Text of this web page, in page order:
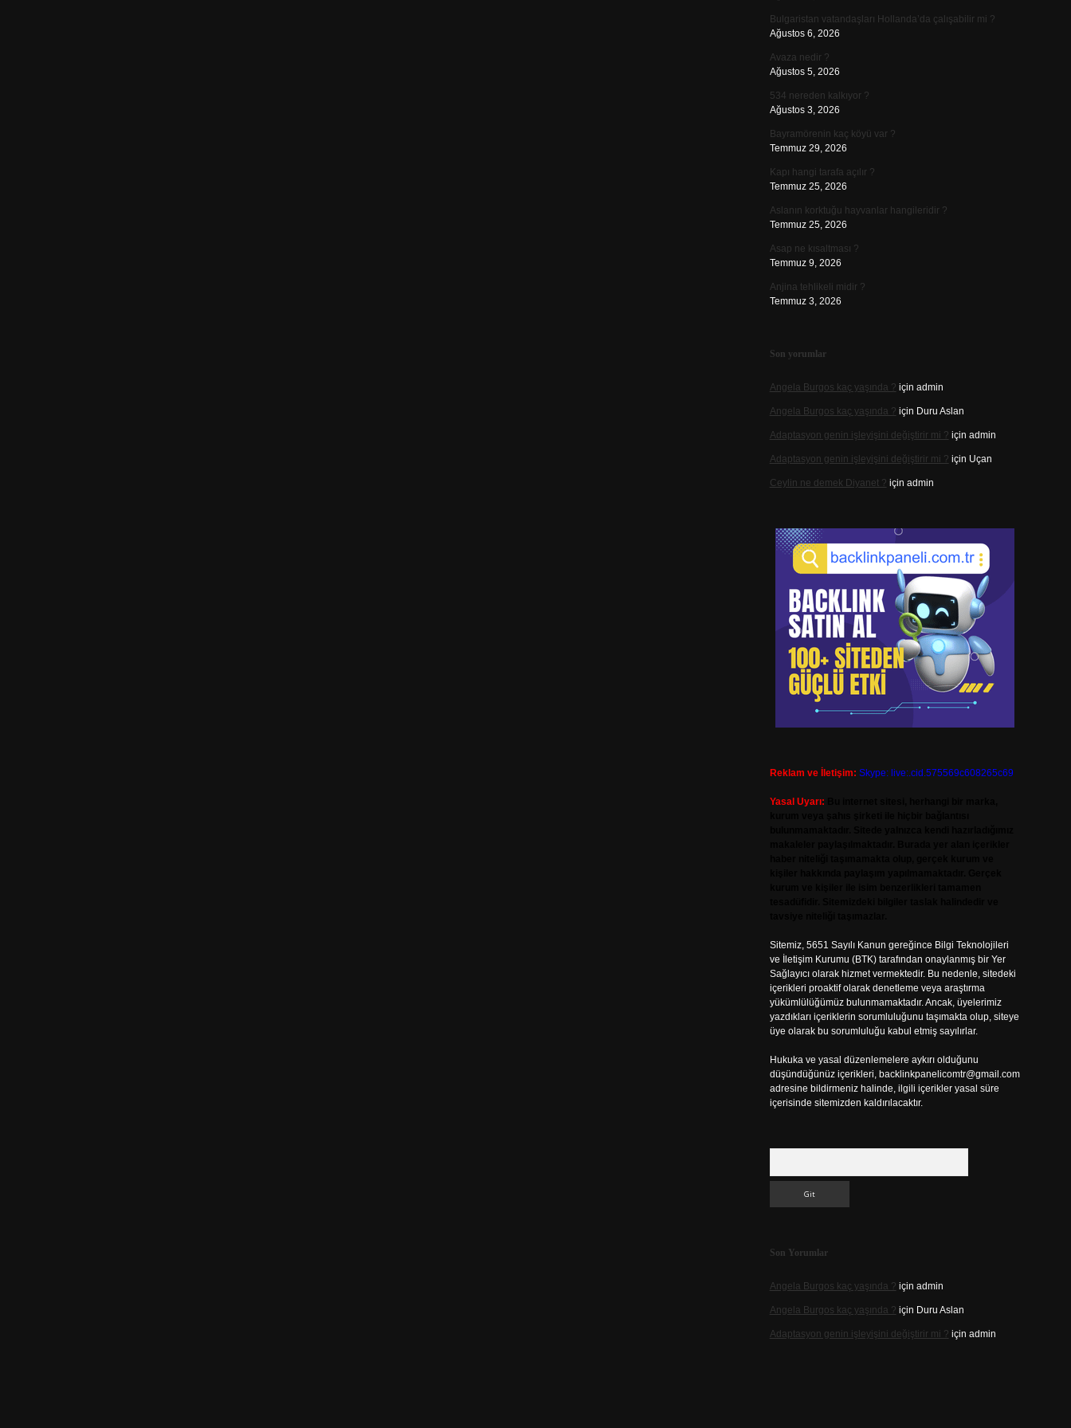
Bulgaristan vatandaşları Hollanda’da çalışabilir mi ?
Ağustos 6, 2026
Avaza nedir ?
Ağustos 5, 2026
534 nereden kalkıyor ?
Ağustos 3, 2026
Bayramörenin kaç köyü var ?
Temmuz 29, 2026
Kapı hangi tarafa açılır ?
Temmuz 25, 2026
Aslanın korktuğu hayvanlar hangileridir ?
Temmuz 25, 2026
Asap ne kısaltması ?
Temmuz 9, 2026
Anjina tehlikeli midir ?
Temmuz 3, 2026
Son yorumlar
Angela Burgos kaç yaşında ? için admin
Angela Burgos kaç yaşında ? için Duru Aslan
Adaptasyon genin işleyişini değiştirir mi ? için admin
Adaptasyon genin işleyişini değiştirir mi ? için Uçan
Ceylin ne demek Diyanet ? için admin
Reklam ve İletişim: Skype: live:.cid.575569c608265c69
Yasal Uyarı:
Sitemiz, 5651 Sayılı Kanun gereğince Bilgi Teknolojileri
ve İletişim Kurumu (BTK) tarafından onaylanmış bir Yer
Sağlayıcı olarak hizmet vermektedir. Bu nedenle, sitedeki
içerikleri proaktif olarak denetleme veya araştırma
yükümlülüğümüz bulunmamaktadır. Ancak, üyelerimiz
yazdıkları içeriklerin sorumluluğunu taşımakta olup, siteye
üye olarak bu sorumluluğu kabul etmiş sayılırlar.
Hukuka ve yasal düzenlemelere aykırı olduğunu
düşündüğünüz içerikleri, backlinkpanelicomtr@gmail.com
adresine bildirmeniz halinde, ilgili içerikler yasal süre
içerisinde sitemizden kaldırılacaktır.
Son Yorumlar
Angela Burgos kaç yaşında ? için admin
Angela Burgos kaç yaşında ? için Duru Aslan
Adaptasyon genin işleyişini değiştirir mi ? için admin